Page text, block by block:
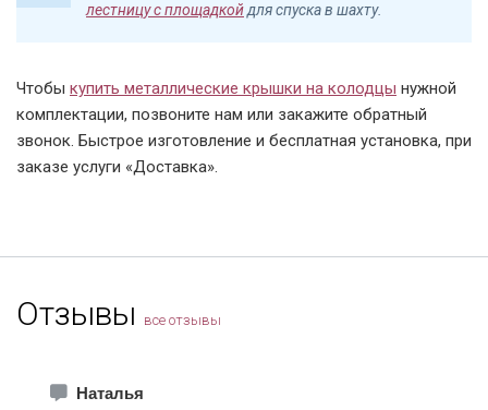
лестницу с площадкойдля спуска в шахту.
Чтобы купить металлические крышки на колодцы нужной
комплектации, позвоните нам или закажите обратный
звонок. Быстрое изготовление и бесплатная установка, при
заказе услуги «Доставка».
Отзывы все отзывы
Наталья